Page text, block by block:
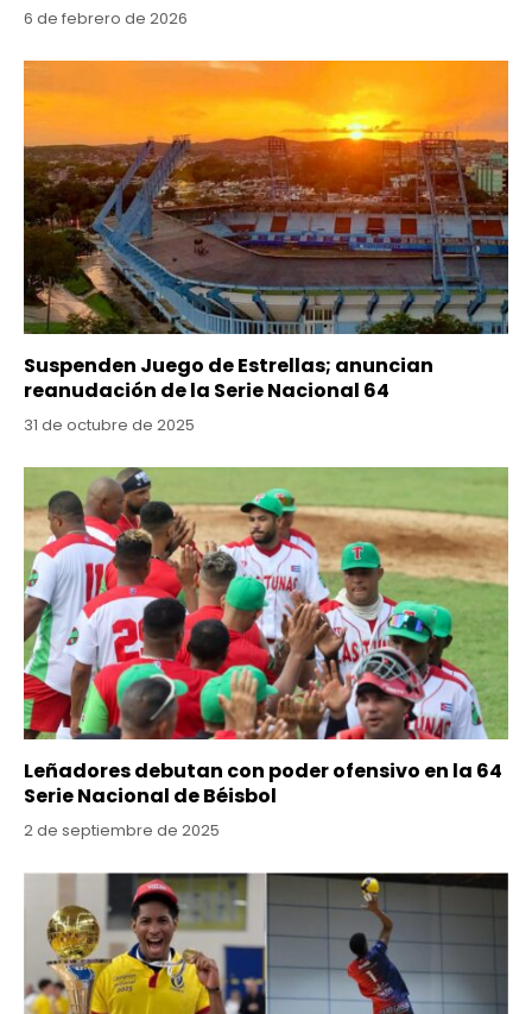
6 de febrero de 2026
Suspenden Juego de Estrellas; anuncian
reanudación de la Serie Nacional 64
31 de octubre de 2025
Leñadores debutan con poder ofensivo en la 64
Serie Nacional de Béisbol
2 de septiembre de 2025